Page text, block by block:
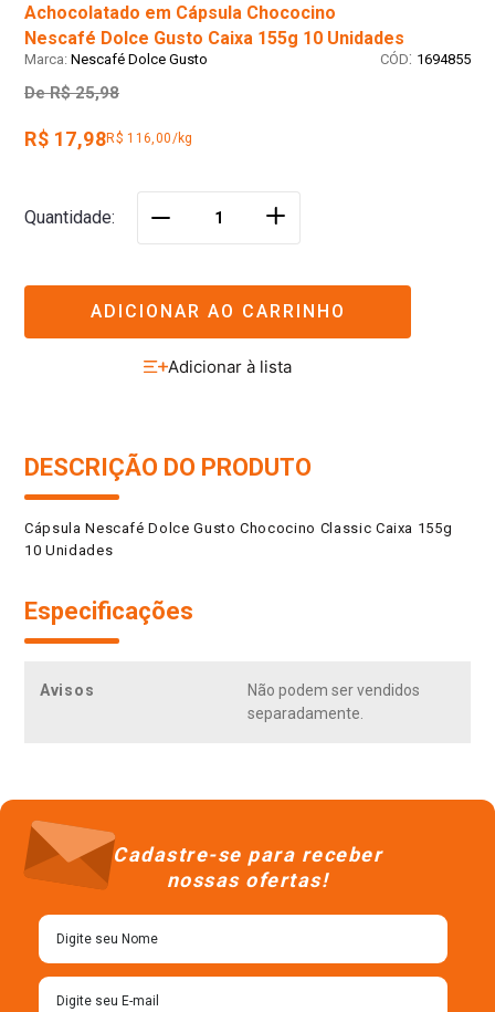
Achocolatado em Cápsula Chococino
Nescafé Dolce Gusto Caixa 155g 10 Unidades
Nescafé Dolce Gusto : 1694855
De R$ 25,98
R$ 17,98R$ 116,00/kg
Quantidade ＋
ADICIONAR AO CARRINHO
DESCRIÇÃO DO PRODUTO
Cápsula Nescafé Dolce Gusto Chococino Classic Caixa 155g
10 Unidades
Especificações
Avisos
Não podem ser vendidos
separadamente.
Cadastre-se para receber
nossas ofertas!